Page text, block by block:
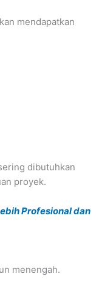
mendapatkan
dibutuhkan
proyek.
Profesional dan
menengah.